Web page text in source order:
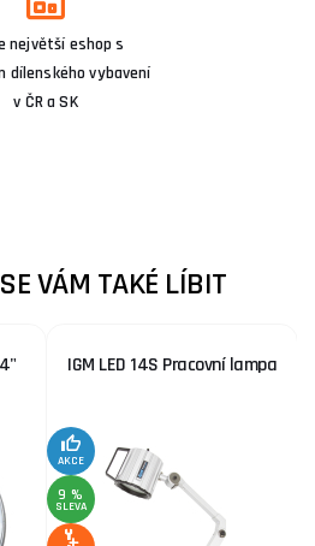
největší eshop s
dílenského vybavení
v ČR a SK
VÁM TAKÉ LÍBIT
IGM LED 14S Pracovní lampa
AKCE
9 %
SLEVA